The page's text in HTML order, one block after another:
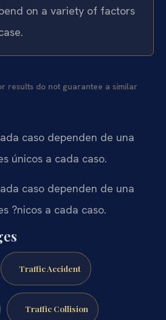
on a variety of factors
results do not guarantee a similar
caso dependen de una
únicos a cada caso.
caso dependen de una
?nicos a cada caso.
Traffic Accident
Traffic Collision